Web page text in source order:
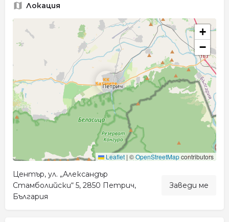
Локация
+
−
Leaflet | ©OpenStreetMapcontributors
Център, ул. „Александър
Стамболийски“ 5, 2850 Петрич,
България
Заведи ме